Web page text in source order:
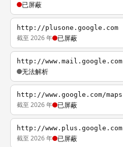
已屏蔽
http://plusone.google.com
截至 2026 年 已屏蔽
http://www.mail.google.com
无法解析
http://www.google.com/maps
截至 2026 年 已屏蔽
http://www.plus.google.com
截至 2026 年 已屏蔽